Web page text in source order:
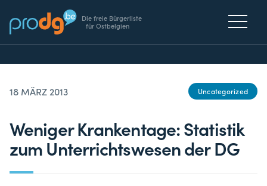
Die freie Bürgerliste
für Ostbelgien
18 MÄRZ 2013 Uncategorized
Weniger Krankentage: Statistik
zum Unterrichtswesen der DG